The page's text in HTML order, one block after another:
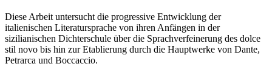
Diese Arbeit untersucht die progressive Entwicklung der
italienischen Literatursprache von ihren Anfängen in der
sizilianischen Dichterschule über die Sprachverfeinerung des dolce
stil novo bis hin zur Etablierung durch die Hauptwerke von Dante,
Petrarca und Boccaccio.